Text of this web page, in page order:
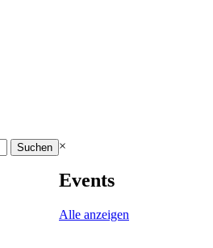
×
Events
Alle anzeigen